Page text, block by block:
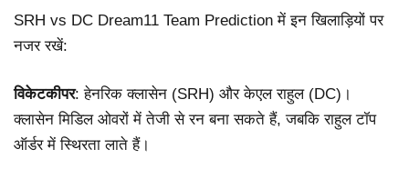
SRH vs DC Dream11 Team Prediction में इन खिलाड़ियों पर
नजर रखें:
विकेटकीपर: हेनरिक क्लासेन (SRH) और केएल राहुल (DC)।
क्लासेन मिडिल ओवरों में तेजी से रन बना सकते हैं, जबकि राहुल टॉप
ऑर्डर में स्थिरता लाते हैं।